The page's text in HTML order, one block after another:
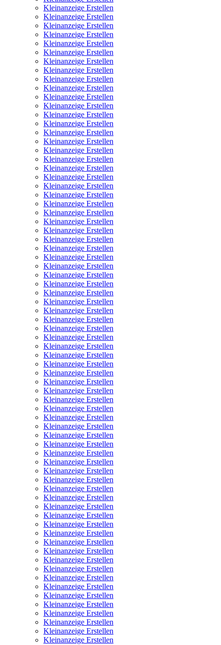
Kleinanzeige Erstellen
Kleinanzeige Erstellen
Kleinanzeige Erstellen
Kleinanzeige Erstellen
Kleinanzeige Erstellen
Kleinanzeige Erstellen
Kleinanzeige Erstellen
Kleinanzeige Erstellen
Kleinanzeige Erstellen
Kleinanzeige Erstellen
Kleinanzeige Erstellen
Kleinanzeige Erstellen
Kleinanzeige Erstellen
Kleinanzeige Erstellen
Kleinanzeige Erstellen
Kleinanzeige Erstellen
Kleinanzeige Erstellen
Kleinanzeige Erstellen
Kleinanzeige Erstellen
Kleinanzeige Erstellen
Kleinanzeige Erstellen
Kleinanzeige Erstellen
Kleinanzeige Erstellen
Kleinanzeige Erstellen
Kleinanzeige Erstellen
Kleinanzeige Erstellen
Kleinanzeige Erstellen
Kleinanzeige Erstellen
Kleinanzeige Erstellen
Kleinanzeige Erstellen
Kleinanzeige Erstellen
Kleinanzeige Erstellen
Kleinanzeige Erstellen
Kleinanzeige Erstellen
Kleinanzeige Erstellen
Kleinanzeige Erstellen
Kleinanzeige Erstellen
Kleinanzeige Erstellen
Kleinanzeige Erstellen
Kleinanzeige Erstellen
Kleinanzeige Erstellen
Kleinanzeige Erstellen
Kleinanzeige Erstellen
Kleinanzeige Erstellen
Kleinanzeige Erstellen
Kleinanzeige Erstellen
Kleinanzeige Erstellen
Kleinanzeige Erstellen
Kleinanzeige Erstellen
Kleinanzeige Erstellen
Kleinanzeige Erstellen
Kleinanzeige Erstellen
Kleinanzeige Erstellen
Kleinanzeige Erstellen
Kleinanzeige Erstellen
Kleinanzeige Erstellen
Kleinanzeige Erstellen
Kleinanzeige Erstellen
Kleinanzeige Erstellen
Kleinanzeige Erstellen
Kleinanzeige Erstellen
Kleinanzeige Erstellen
Kleinanzeige Erstellen
Kleinanzeige Erstellen
Kleinanzeige Erstellen
Kleinanzeige Erstellen
Kleinanzeige Erstellen
Kleinanzeige Erstellen
Kleinanzeige Erstellen
Kleinanzeige Erstellen
Kleinanzeige Erstellen
Kleinanzeige Erstellen